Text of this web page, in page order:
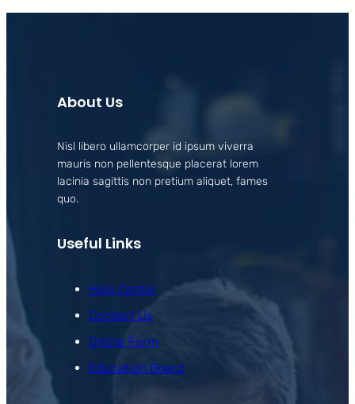
About Us
Nisl libero ullamcorper id ipsum viverra
mauris non pellentesque placerat lorem
lacinia sagittis non pretium aliquet, fames
quo.
Useful Links
Help Center
Contact Us
Online Form
Education Board